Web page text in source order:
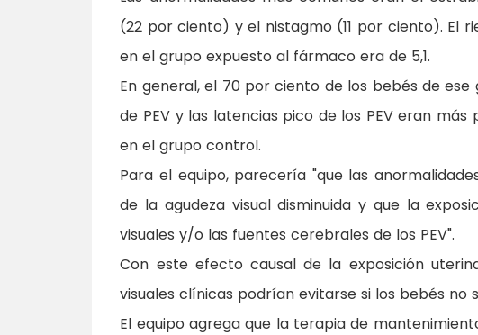
(22 por ciento) y el nistagmo (11 por ciento). El
en el grupo expuesto al fármaco era de 5,1.
En general, el 70 por ciento de los bebés de
de PEV y las latencias pico de los PEV eran
en el grupo control.
Para el equipo, parecería "que las
de la agudeza visual disminuida y que la
visuales y/o las fuentes cerebrales de los PEV".
Con este efecto causal de la exposición
visuales clínicas podrían evitarse si los bebés no
El equipo agrega que la terapia de